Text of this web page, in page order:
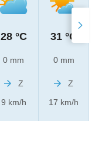
28 °C
0 mm
Z
9 km/h
31 °C
0 mm
Z
17 km/h